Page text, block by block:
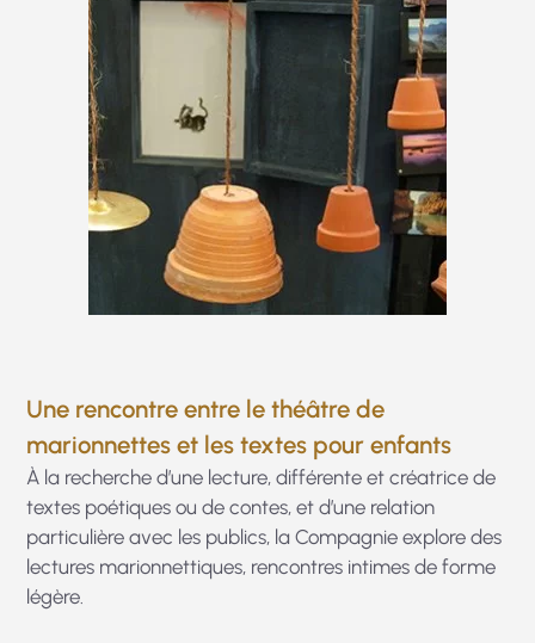
Une rencontre entre le théâtre de
marionnettes et les textes pour enfants
À la recherche d’une lecture, différente et créatrice de
textes poétiques ou de contes, et d’une relation
particulière avec les publics, la Compagnie explore des
lectures marionnettiques, rencontres intimes de forme
légère.